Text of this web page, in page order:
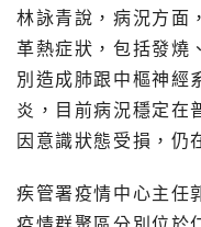
林詠青說，病況方面
革熱症狀，包括發燒
別造成肺跟中樞神經
炎，目前病況穩定在
因意識狀態受損，仍
疾管署疫情中心主任